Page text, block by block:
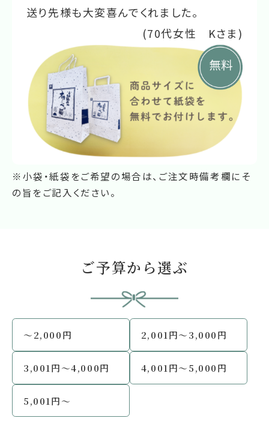
送り先様も大変喜んでくれました。
(70代女性 Kさま)
※小袋・紙袋をご希望の場合は、ご注文時備考欄にそ
の旨をご記入ください。
ご予算から選ぶ
～2,000円 2,001円～3,000円
3,001円～4,000円 4,001円～5,000円
5,001円～